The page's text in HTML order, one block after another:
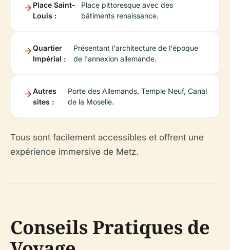
Place Saint-
Louis :
Place pittoresque avec des
bâtiments renaissance.
Quartier
Impérial :
Présentant l'architecture de l'époque
de l'annexion allemande.
Autres
sites :
Porte des Allemands, Temple Neuf, Canal
de la Moselle.
Tous sont facilement accessibles et offrent une
expérience immersive de Metz.
Conseils Pratiques de